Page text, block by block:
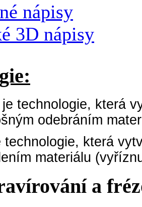
nápisy
3D nápisy
je technologie, která
odebráním
technologie, která
materiálu
a